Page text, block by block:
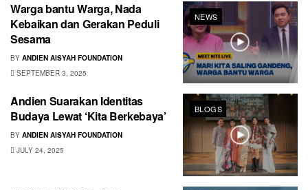
NEWS
Warga bantu Warga, Nada
Kebaikan dan Gerakan Peduli
Sesama
BY ANDIEN AISYAH FOUNDATION
SEPTEMBER 3, 2025
BLOGS
Andien Suarakan Identitas
Budaya Lewat ‘Kita Berkebaya’
BY ANDIEN AISYAH FOUNDATION
JULY 24, 2025